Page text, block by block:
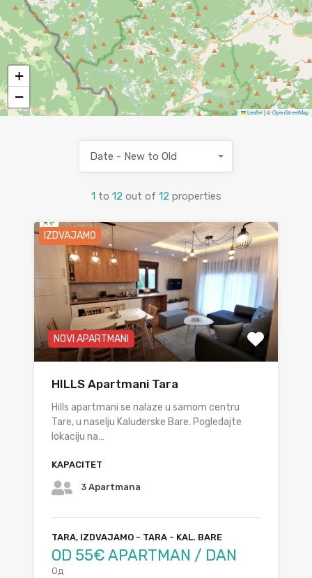
+
−
Leaflet|©OpenStreetMap
1 to 12 out of 12 properties
Date - New to Old
IZDVAJAMO
NOVI APARTMANI
HILLS Apartmani Tara
Hills apartmani se nalaze u samom centru
Tare, u naselju Kaluđerske Bare. Pogledajte
lokaciju na…
KAPACITET
3 Apartmana
TARA, IZDVAJAMO - TARA - KAL. BARE
OD 55€ APARTMAN / DAN
Од